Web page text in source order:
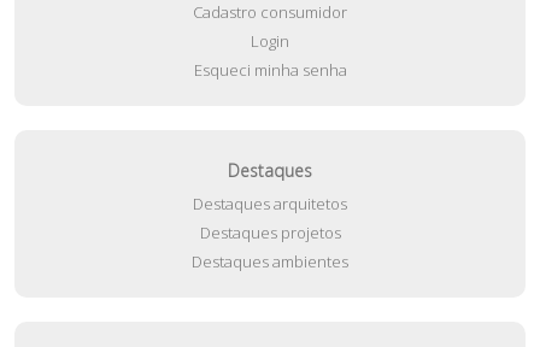
Cadastro consumidor
Login
Esqueci minha senha
Destaques
Destaques arquitetos
Destaques projetos
Destaques ambientes